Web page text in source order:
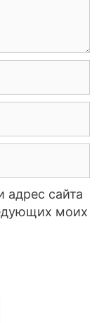
адрес сайта
моих